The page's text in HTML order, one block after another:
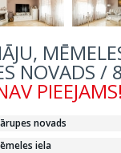
NOVADS /
PIEEJAMS!
novads
iela